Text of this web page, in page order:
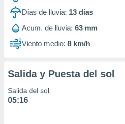
de
1199
Días de lluvia: 13 días
Acum. de lluvia: 63 mm
Viento medio: 8 km/h
Salida y Puesta del sol
Salida del sol
05:16